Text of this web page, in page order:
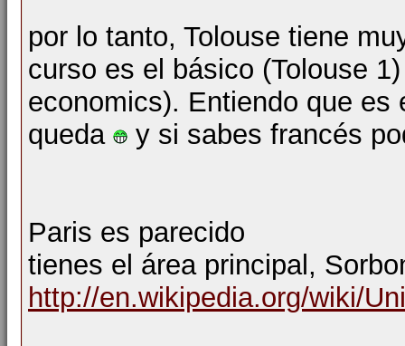
por lo tanto, Tolouse tiene
curso es el básico (Tolouse
economics). Entiendo que es
queda
y si sabes francés
Paris es parecido
tienes el área principal,
http://en.wikipedia.org/wiki/